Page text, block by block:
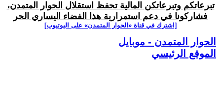
تبرعاتكم وتبرعاتكن المالية تحفظ استقلال الحوار المتمدن،
فشاركونا في دعم استمرارية هذا الفضاء اليساري الحر
[اشترك في قناة ‫«الحوار المتمدن» على اليوتيوب]
الحوار المتمدن - موبايل
الموقع الرئيسي